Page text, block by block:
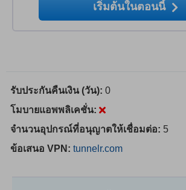
เริ่มต้นในตอนนี้
รับประกันคืนเงิน (วัน): 0
โมบายแอพพลิเคชั่น:
จำนวนอุปกรณ์ที่อนุญาตให้เชื่อมต่อ: 5
ข้อเสนอ VPN: tunnelr.com